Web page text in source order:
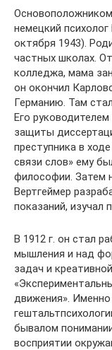
Основоположником
немецкий
октября 1943).
частных школах.
колледжа, мама
он окончил
Германию. Там
Его
защиты
преступника в
связи слов» ему
философии. Затем
Вертгеймер
показаний, изучал
В 1912 г. он стал
мышления и над
задач и
движения». Именно
бывалом
восприятии